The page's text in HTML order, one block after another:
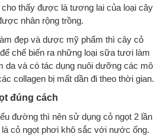
thấy được là tương lai của loại cây
nhân rộng trồng.
đẹp và dược mỹ phẩm thì cây cỏ
chế biến ra những loại sữa tươi làm
da và có tác dụng nuôi dưỡng các mô
collagen bị mất dần đi theo thời gian.
đúng cách
đường thì nên sử dụng cỏ ngọt 2 lần
lá cỏ ngọt phơi khô sắc với nước ống.